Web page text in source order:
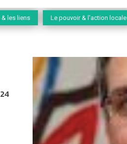
& les liens Le pouvoir & l'action locale